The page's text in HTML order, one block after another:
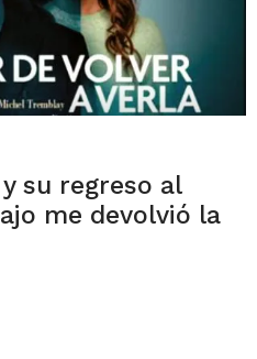
su regreso al
me devolvió la